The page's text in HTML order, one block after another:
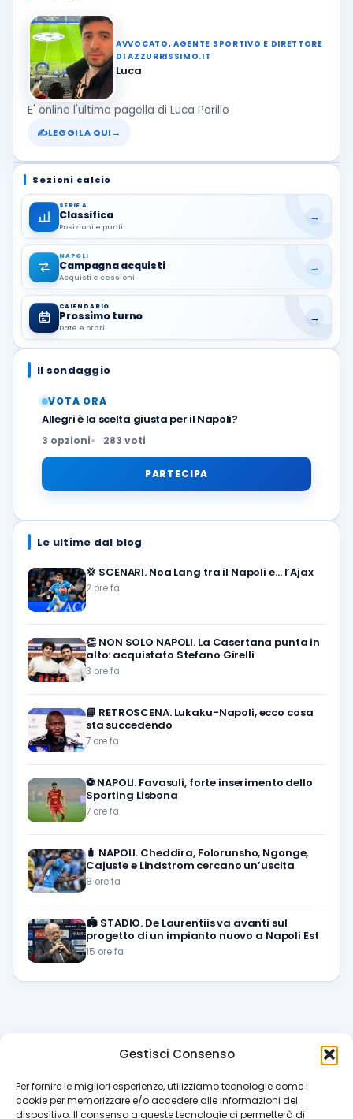
Gestisci Consenso
Per fornire le migliori esperienze, utilizziamo tecnologie come i
cookie per memorizzare e/o accedere alle informazioni del
dispositivo. Il consenso a queste tecnologie ci permetterà di
AVVOCATO, AGENTE SPORTIVO E DIRETTORE
DI AZZURRISSIMO.IT
Luca
E' online l'ultima pagella di Luca Perillo
✍LEGGILA QUI →
Sezioni calcio
SERIE A
Classifica
Posizioni e punti
→
NAPOLI
Campagna acquisti
Acquisti e cessioni
→
CALENDARIO
Prossimo turno
Date e orari
→
Il sondaggio
VOTA ORA
Allegri è la scelta giusta per il Napoli?
3 opzioni 283 voti
PARTECIPA
Le ultime dal blog
💢 SCENARI. Noa Lang tra il Napoli e… l’Ajax
2 ore fa
👏 NON SOLO NAPOLI. La Casertana punta in
alto: acquistato Stefano Girelli
3 ore fa
📘 RETROSCENA. Lukaku-Napoli, ecco cosa
sta succedendo
7 ore fa
⚽️ NAPOLI. Favasuli, forte inserimento dello
Sporting Lisbona
7 ore fa
🧳 NAPOLI. Cheddira, Folorunsho, Ngonge,
Cajuste e Lindstrom cercano un’uscita
8 ore fa
🏟️ STADIO. De Laurentiis va avanti sul
progetto di un impianto nuovo a Napoli Est
15 ore fa
azzurrissimo.it
Il blog di riferimento per i tifosi del Napoli. News, interviste,